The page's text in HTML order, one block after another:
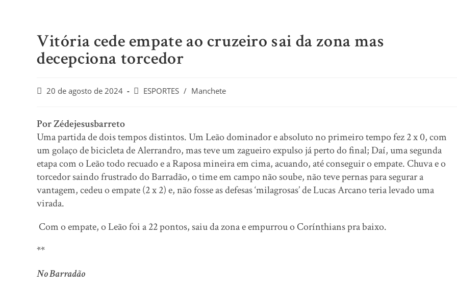
Vitória cede empate ao cruzeiro sai da zona mas
decepciona torcedor
Post20 de agosto de 2024
PostESPORTES / Manchete
Por Zédejesusbarreto
Uma partida de dois tempos distintos. Um Leão dominador e absoluto no primeiro tempo fez 2 x 0, com
um golaço de bicicleta de Alerrandro, mas teve um zagueiro expulso já perto do final; Daí, uma segunda
etapa com o Leão todo recuado e a Raposa mineira em cima, acuando, até conseguir o empate. Chuva e o
torcedor saindo frustrado do Barradão, o time em campo não soube, não teve pernas para segurar a
vantagem, cedeu o empate (2 x 2) e, não fosse as defesas ‘milagrosas’ de Lucas Arcano teria levado uma
virada.
Com o empate, o Leão foi a 22 pontos, saiu da zona e empurrou o Corínthians pra baixo.
**
No Barradão